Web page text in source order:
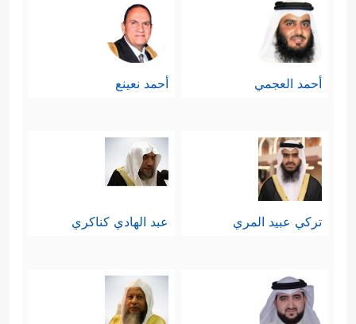
أحمد العجمي أحمد نعينع
تركي عبيد المري عبد الهادي كناكري